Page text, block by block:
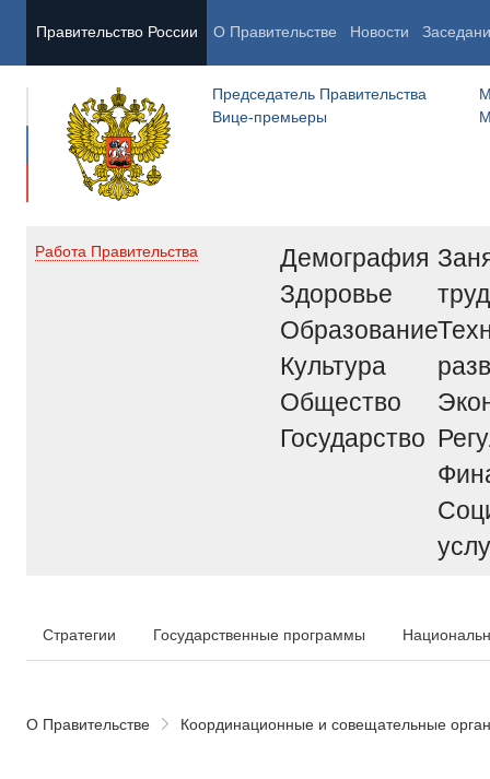
Правительство России О Правительстве Новости
Председатель Правительства
Вице-премьеры
Работа Правительства
Демография
Здоровье
Образование
Культура
Общество
Государство
труд
Стратегии Государственные программы
О Правительстве Координационные и совещательные